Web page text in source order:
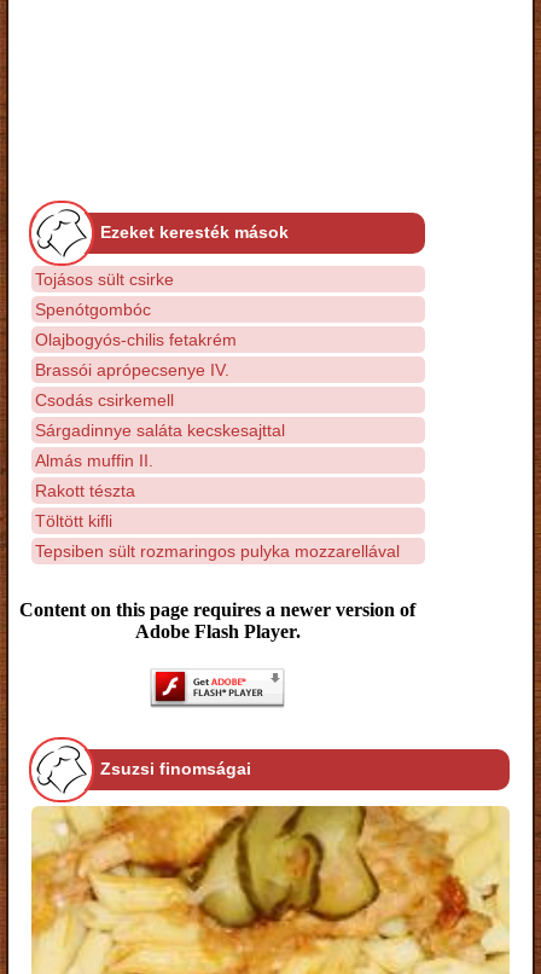
Ezeket keresték mások
Tojásos sült csirke
Spenótgombóc
Olajbogyós-chilis fetakrém
Brassói aprópecsenye IV.
Csodás csirkemell
Sárgadinnye saláta kecskesajttal
Almás muffin II.
Rakott tészta
Töltött kifli
Tepsiben sült rozmaringos pulyka mozzarellával
Content on this page requires a newer version of
Adobe Flash Player.
Zsuzsi finomságai